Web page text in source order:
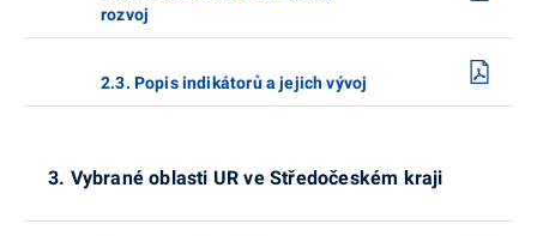
rozvoj
2.3. Popis indikátorů a jejich vývoj
3. Vybrané oblasti UR ve Středočeském kraji